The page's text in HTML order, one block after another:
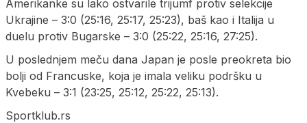
Amerikanke su lako ostvarile trijumf protiv selekcije
Ukrajine – 3:0 (25:16, 25:17, 25:23), baš kao i Italija u
duelu protiv Bugarske – 3:0 (25:22, 25:16, 27:25).
U poslednjem meču dana Japan je posle preokreta bio
bolji od Francuske, koja je imala veliku podršku u
Kvebeku – 3:1 (23:25, 25:12, 25:22, 25:13).
Sportklub.rs